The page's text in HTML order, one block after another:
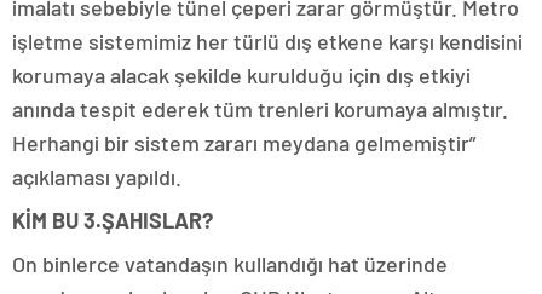
imalatı sebebiyle tünel çeperi zarar görmüştür. Metro
işletme sistemimiz her türlü dış etkene karşı kendisini
korumaya alacak şekilde kurulduğu için dış etkiyi
anında tespit ederek tüm trenleri korumaya almıştır.
Herhangi bir sistem zararı meydana gelmemiştir”
açıklaması yapıldı.
KİM BU 3.ŞAHISLAR?
On binlerce vatandaşın kullandığı hat üzerinde